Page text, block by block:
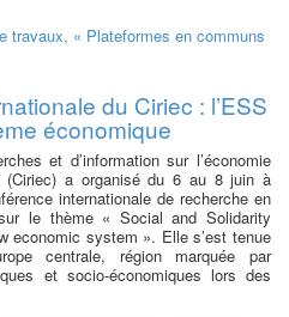
travaux, « Plateformes en communs
du Ciriec : l’ESS
économique
et d’information sur l’économie
(Ciriec) a organisé du 6 au 8 juin à
internationale de recherche en
le thème « Social and Solidarity
economic system ». Elle s’est tenue
centrale, région marquée par
et socio-économiques lors des